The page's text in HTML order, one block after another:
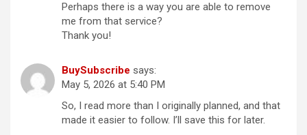
Perhaps there is a way you are able to remove
me from that service?
Thank you!
BuySubscribe says:
May 5, 2026 at 5:40 PM
So, I read more than I originally planned, and that
made it easier to follow. I’ll save this for later.